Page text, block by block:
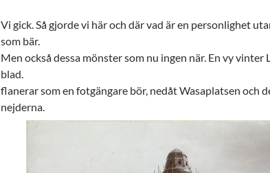
Vi gick. Så gjorde vi här och där vad är en personlighet
som bär.
Men också dessa mönster som nu ingen när. En vy vinter
blad.
flanerar som en fotgängare bör, nedåt Wasaplatsen och
nejderna.